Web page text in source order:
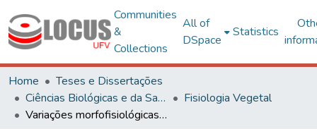
Communities
&
Collections
All of
DSpace
Statistics
Home
Teses e Dissertações
Ciências Biológicas e da Saúde
Fisiologia Vegetal
Variações morfofisiológicas na aclimatação e reaclimatação do cafeeiro à disponibilidade de luz e de água